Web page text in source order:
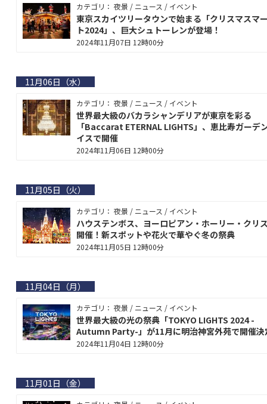
カテゴリ： 夜景 / ニュース / イベント
東京スカイツリータウンで始まる「クリスマスマ
ト2024」、巨大シュトーレンが登場！
2024年11月07日 12時00分
11月06日（水）
カテゴリ： 夜景 / ニュース / イベント
世界最大級のバカラシャンデリアが東京を彩る
「Baccarat ETERNAL LIGHTS」、恵比寿ガーデ
イスで開催
2024年11月06日 12時00分
11月05日（火）
カテゴリ： 夜景 / ニュース / イベント
ハウステンボス、ヨーロピアン・ホーリー・クリ
開催！新スポットや花火で華やぐ冬の祭典
2024年11月05日 12時00分
11月04日（月）
カテゴリ： 夜景 / ニュース / イベント
世界最大級の光の祭典「TOKYO LIGHTS 2024 -
Autumn Party-」が11月に明治神宮外苑で開催決
2024年11月04日 12時00分
11月01日（金）